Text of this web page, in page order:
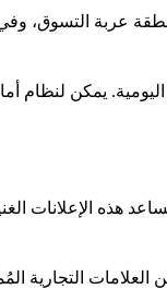
عربة التسوق،
يمكن لنظام
هذه الإعلانات
التجارية